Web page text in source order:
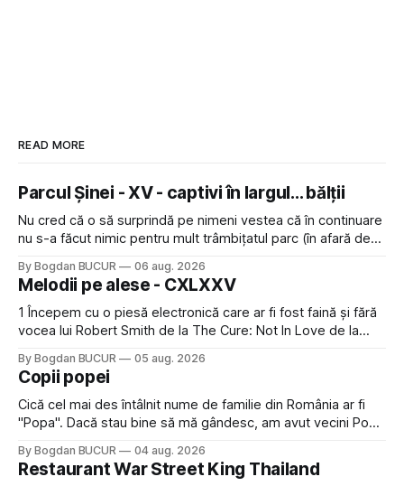
READ MORE
Parcul Șinei - XV - captivi în largul... bălții
Nu cred că o să surprindă pe nimeni vestea că în continuare
nu s-a făcut nimic pentru mult trâmbițatul parc (în afară de
timp pui și latră prin gard la lumea care trece prin zonă). Am
avut, în schimb, o belea
By Bogdan BUCUR 06 aug. 2026
Melodii pe alese - CXLXXV
1 Începem cu o piesă electronică care ar fi fost faină și fără
vocea lui Robert Smith de la The Cure: Not In Love de la
a dovedit că jumătatea masculină a acelui duo era cam
dubioasă...) 2. Băgăm la
By Bogdan BUCUR 05 aug. 2026
Copii popei
Cică cel mai des întâlnit nume de familie din România ar fi
"Popa". Dacă stau bine să mă gândesc, am avut vecini Popa
Dexonline spune de etimologia termenului de popă că ar
veni din slava veche, popŭ,
By Bogdan BUCUR 04 aug. 2026
Restaurant War Street King Thailand